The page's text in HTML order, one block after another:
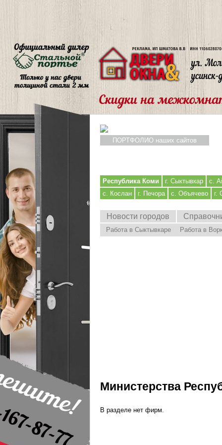
ПОРТФОЛИО наших сайтов
Республика Коми г. Сыктывкар
с.
с. Кослан
г. Печора с. Объячево г.
Новости городов
Работа в Сыктывкаре Работа в
Министерства
В разделе нет фирм.